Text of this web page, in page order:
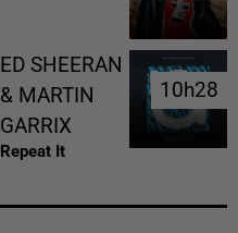
ED SHEERAN
& MARTIN
GARRIX
Repeat It
10h28
10h28